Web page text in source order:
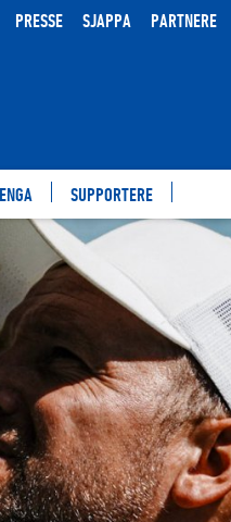
PRESSE SJAPPA PARTNERE
SUPPORTERE